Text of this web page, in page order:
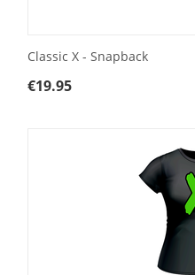
Classic X - Snapback
€19.95